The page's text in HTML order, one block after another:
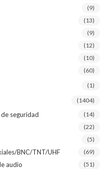
(9)
(13)
(9)
(12)
(10)
(60)
(1)
(1404)
seguridad (14)
(22)
(5)
BNC/TNT/UHF (69)
audio (51)